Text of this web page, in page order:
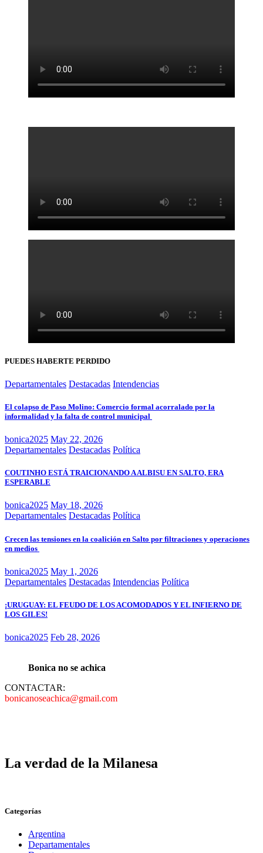
PUEDES HABERTE PERDIDO
Departamentales Destacadas Intendencias
El colapso de Paso Molino: Comercio formal acorralado por la
informalidad y la falta de control municipal
bonica2025 May 22, 2026
Departamentales Destacadas Política
COUTINHO ESTÁ TRAICIONANDO A ALBISU EN SALTO, ERA
ESPERABLE
bonica2025 May 18, 2026
Departamentales Destacadas Política
Crecen las tensiones en la coalición en Salto por filtraciones y operaciones
en medios
bonica2025 May 1, 2026
Departamentales Destacadas Intendencias Política
¡URUGUAY: EL FEUDO DE LOS ACOMODADOS Y EL INFIERNO DE
LOS GILES!
bonica2025 Feb 28, 2026
Bonica no se achica
CONTACTAR:
bonicanoseachica@gmail.com
La verdad de la Milanesa
Categorías
Argentina
Departamentales